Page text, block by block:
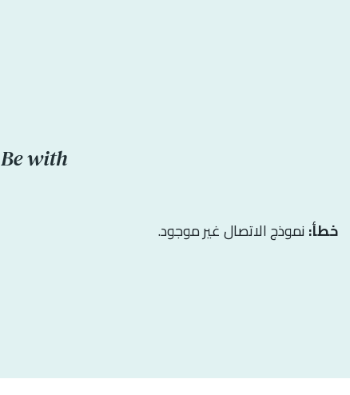
Be with
خطأ: نموذج الاتصال غير موجود.